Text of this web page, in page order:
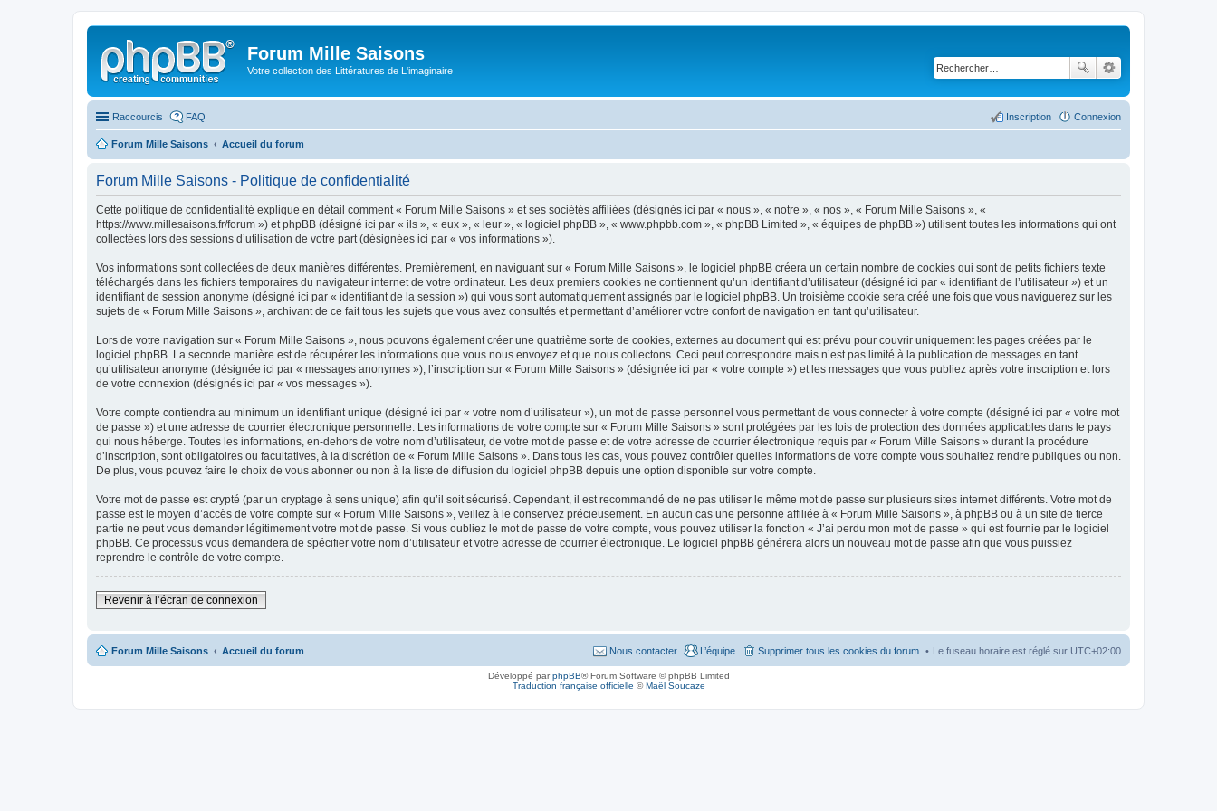
Forum Mille Saisons
Votre collection des Littératures de L'imaginaire
Raccourcis FAQ Connexion
Inscription
Forum Mille Saisons Accueil du forum
Forum Mille Saisons - Politique de confidentialité
Cette politique de confidentialité explique en détail comment « Forum Mille Saisons » et ses sociétés affiliées (désignés ici par « nous », « notre », « nos », « Forum Mille Saisons », «
https://www.millesaisons.fr/forum ») et phpBB (désigné ici par « ils », « eux », « leur », « logiciel phpBB », « www.phpbb.com », « phpBB Limited », « équipes de phpBB ») utilisent toutes les informations qui ont
collectées lors des sessions d’utilisation de votre part (désignées ici par « vos informations »).
Vos informations sont collectées de deux manières différentes. Premièrement, en naviguant sur « Forum Mille Saisons », le logiciel phpBB créera un certain nombre de cookies qui sont de petits fichiers texte
téléchargés dans les fichiers temporaires du navigateur internet de votre ordinateur. Les deux premiers cookies ne contiennent qu’un identifiant d’utilisateur (désigné ici par « identifiant de l’utilisateur ») et un
identifiant de session anonyme (désigné ici par « identifiant de la session ») qui vous sont automatiquement assignés par le logiciel phpBB. Un troisième cookie sera créé une fois que vous naviguerez sur les
sujets de « Forum Mille Saisons », archivant de ce fait tous les sujets que vous avez consultés et permettant d’améliorer votre confort de navigation en tant qu’utilisateur.
Lors de votre navigation sur « Forum Mille Saisons », nous pouvons également créer une quatrième sorte de cookies, externes au document qui est prévu pour couvrir uniquement les pages créées par le
logiciel phpBB. La seconde manière est de récupérer les informations que vous nous envoyez et que nous collectons. Ceci peut correspondre mais n’est pas limité à la publication de messages en tant
qu’utilisateur anonyme (désignée ici par « messages anonymes »), l’inscription sur « Forum Mille Saisons » (désignée ici par « votre compte ») et les messages que vous publiez après votre inscription et lors
de votre connexion (désignés ici par « vos messages »).
Votre compte contiendra au minimum un identifiant unique (désigné ici par « votre nom d’utilisateur »), un mot de passe personnel vous permettant de vous connecter à votre compte (désigné ici par « votre mot
de passe ») et une adresse de courrier électronique personnelle. Les informations de votre compte sur « Forum Mille Saisons » sont protégées par les lois de protection des données applicables dans le pays
qui nous héberge. Toutes les informations, en-dehors de votre nom d’utilisateur, de votre mot de passe et de votre adresse de courrier électronique requis par « Forum Mille Saisons » durant la procédure
d’inscription, sont obligatoires ou facultatives, à la discrétion de « Forum Mille Saisons ». Dans tous les cas, vous pouvez contrôler quelles informations de votre compte vous souhaitez rendre publiques ou non.
De plus, vous pouvez faire le choix de vous abonner ou non à la liste de diffusion du logiciel phpBB depuis une option disponible sur votre compte.
Votre mot de passe est crypté (par un cryptage à sens unique) afin qu’il soit sécurisé. Cependant, il est recommandé de ne pas utiliser le même mot de passe sur plusieurs sites internet différents. Votre mot de
passe est le moyen d’accès de votre compte sur « Forum Mille Saisons », veillez à le conservez précieusement. En aucun cas une personne affiliée à « Forum Mille Saisons », à phpBB ou à un site de tierce
partie ne peut vous demander légitimement votre mot de passe. Si vous oubliez le mot de passe de votre compte, vous pouvez utiliser la fonction « J’ai perdu mon mot de passe » qui est fournie par le logiciel
phpBB. Ce processus vous demandera de spécifier votre nom d’utilisateur et votre adresse de courrier électronique. Le logiciel phpBB générera alors un nouveau mot de passe afin que vous puissiez
reprendre le contrôle de votre compte.
Revenir à l’écran de connexion
Forum Mille Saisons Accueil du forum Le fuseau horaire est réglé sur UTC+02:00
Supprimer tous les cookies du forum
L’équipe
Nous contacter
Développé parphpBB® Forum Software © phpBB Limited
Traduction française officielle ©Maël Soucaze